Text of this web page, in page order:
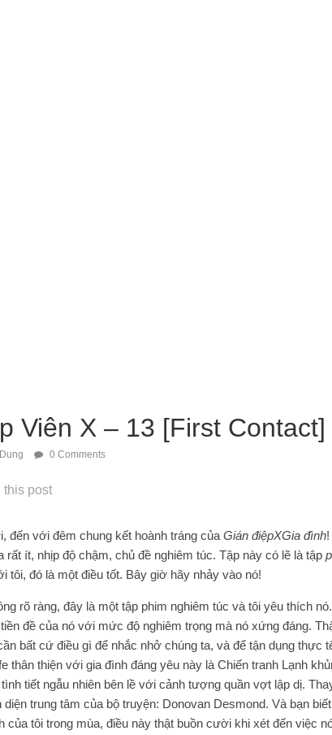
Viên X – 13 [First Contact]
0 Comments
this post
đến với đêm chung kết hoành tráng của Gián điệpXGia đình
rất ít, nhịp độ chậm, chủ đề nghiêm túc. Tập này có lẽ là tập
tôi, đó là một điều tốt. Bây giờ hãy nhảy vào nó!
rõ ràng, đây là một tập phim nghiêm túc và tôi yêu thích
đề của nó với mức độ nghiêm trọng mà nó xứng đáng.
bất cứ điều gì để nhắc nhở chúng ta, và để tận dụng thực
thân thiện với gia đình đáng yêu này là Chiến tranh Lạnh
tiết ngẫu nhiên bên lề với cảnh tượng quần vợt lập dị.
diện trung tâm của bộ truyện: Donovan Desmond. Và bạn
của tôi trong mùa, điều này thật buồn cười khi xét đến việc